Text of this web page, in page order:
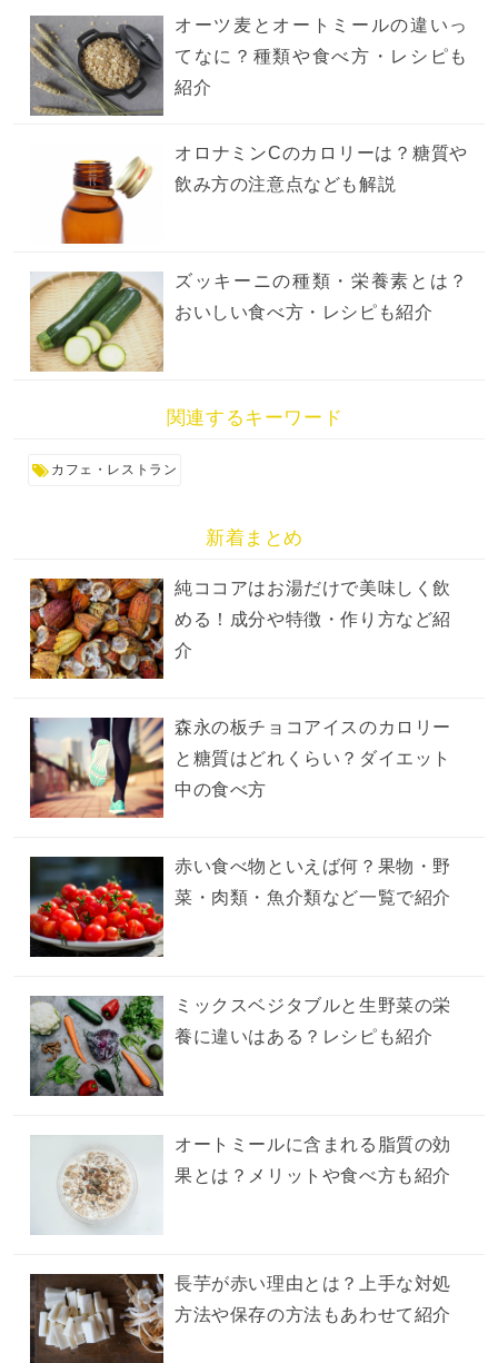
オーツ麦とオートミールの違いっ
てなに？種類や食べ方・レシピも
紹介
オロナミンCのカロリーは？糖質や
飲み方の注意点なども解説
ズッキーニの種類・栄養素とは？
おいしい食べ方・レシピも紹介
関連するキーワード
カフェ・レストラン
新着まとめ
純ココアはお湯だけで美味しく飲
める！成分や特徴・作り方など紹
介
森永の板チョコアイスのカロリー
と糖質はどれくらい？ダイエット
中の食べ方
赤い食べ物といえば何？果物・野
菜・肉類・魚介類など一覧で紹介
ミックスベジタブルと生野菜の栄
養に違いはある？レシピも紹介
オートミールに含まれる脂質の効
果とは？メリットや食べ方も紹介
長芋が赤い理由とは？上手な対処
方法や保存の方法もあわせて紹介